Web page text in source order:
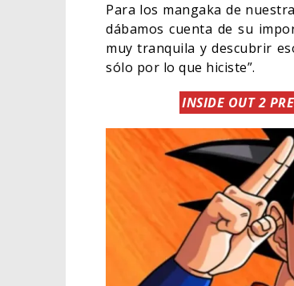
Para los mangaka de
dábamos cuenta de su
muy tranquila y descubrir
sólo por lo que hiciste”.
INSIDE OUT 2